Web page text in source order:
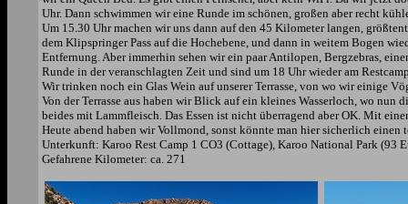
Uhr. Dann schwimmen wir eine Runde im schönen, großen aber recht
Um 15.30 Uhr machen wir uns dann auf den 45 Kilometer langen,
dem Klipspringer Pass auf die Hochebene, und dann in weitem Bogen
Entfernung. Aber immerhin sehen wir ein paar Antilopen, Bergzebras,
Runde in der veranschlagten Zeit und sind um 18 Uhr wieder am
Wir trinken noch ein Glas Wein auf unserer Terrasse, von wo wir einige
Von der Terrasse aus haben wir Blick auf ein kleines Wasserloch, wo
beides mit Lammfleisch. Das Essen ist nicht überragend aber OK. Mit
Heute abend haben wir Vollmond, sonst könnte man hier sicherlich einen
Unterkunft: Karoo Rest Camp 1 CO3 (Cottage), Karoo National Park (93
Gefahrene Kilometer: ca. 271